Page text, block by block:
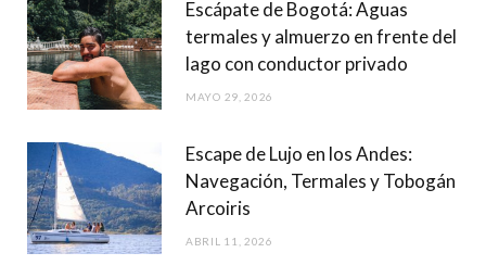
Escápate de Bogotá: Aguas
termales y almuerzo en frente del
lago con conductor privado
MAYO 29, 2026
Escape de Lujo en los Andes:
Navegación, Termales y Tobogán
Arcoiris
ABRIL 11, 2026